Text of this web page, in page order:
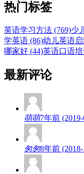
热门标签
英语学习方法 (769)少
学英语 (86)幼儿英语启
哪家好 (44)英语口语
最新评论
萌萌7年前
匆匆8年前